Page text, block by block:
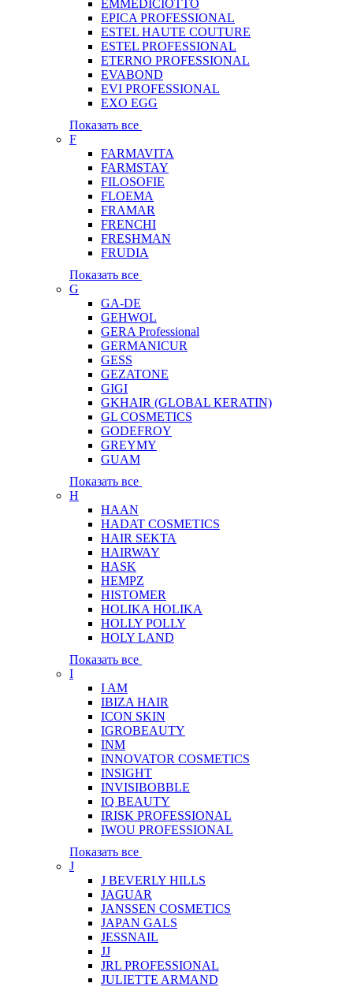
EMMEDICIOTTO
EPICA PROFESSIONAL
ESTEL HAUTE COUTURE
ESTEL PROFESSIONAL
ETERNO PROFESSIONAL
EVABOND
EVI PROFESSIONAL
EXO EGG
Показать все
F
FARMAVITA
FARMSTAY
FILOSOFIE
FLOEMA
FRAMAR
FRENCHI
FRESHMAN
FRUDIA
Показать все
G
GA-DE
GEHWOL
GERA Professional
GERMANICUR
GESS
GEZATONE
GIGI
GKHAIR (GLOBAL КЕRATIN)
GL COSMETICS
GODEFROY
GREYMY
GUAM
Показать все
H
HAAN
HADAT COSMETICS
HAIR SEKTA
HAIRWAY
HASK
HEMPZ
HISTOMER
HOLIKA HOLIKA
HOLLY POLLY
HOLY LAND
Показать все
I
I AM
IBIZA HAIR
ICON SKIN
IGROBEAUTY
INM
INNOVATOR COSMETICS
INSIGHT
INVISIBOBBLE
IQ BEAUTY
IRISK PROFESSIONAL
IWOU PROFESSIONAL
Показать все
J
J BEVERLY HILLS
JAGUAR
JANSSEN COSMETICS
JAPAN GALS
JESSNAIL
JJ
JRL PROFESSIONAL
JULIETTE ARMAND